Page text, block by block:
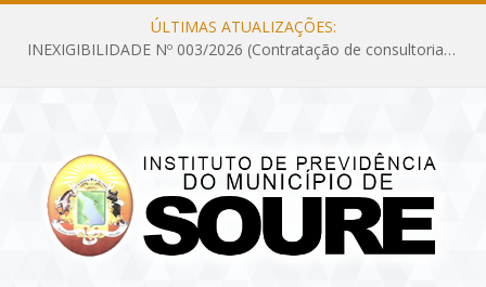
ÚLTIMAS ATUALIZAÇÕES:
INEXIGIBILIDADE Nº 003/2026 (Contratação de consultoria previdenciária com finalidade de obtenção do CRP, confecção dos demonstrativos previdenciários DAIR, DIPR e DPIN, preparar e alimentar o CADPREV, em atendimento às demandas do Instituto de Previdência dos Servidores do Município de Soure – IPSMS, por um período de 10 (dez) meses)